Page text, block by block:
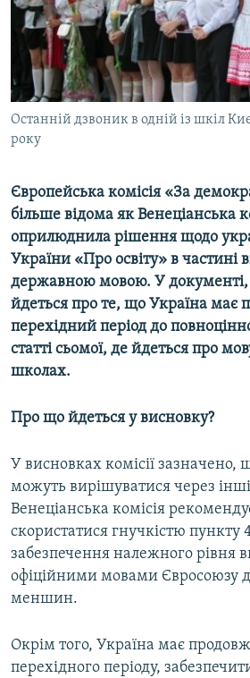
СВІДЧЕННЯ ОКУПАЦІЇ
УКРАЇНСЬКА ПРОБЛЕМА КРИМУ
ІНФОГРАФІКА
Русский
Qırımtatar
ДОЛУЧАЙСЯ!
Останній дзвоник в одній із шкіл
року
Європейська комісія «За
більше відома як Венеціанська
оприлюднила рішення щодо
України «Про освіту» в частині
державною мовою. У
йдеться про те, що Україна має
перехідний періоддо
статті сьомої, де йдеться про
школах.
Про що йдеться у висновку?
У висновках комісії зазначено,
можуть вирішуватися через
Венеціанська комісія
скористатися гнучкістю пункту 4
забезпечення належного рівня
офіційними мовами Євросоюзу
меншин.
Окрім того, Україна має
перехідного періоду,